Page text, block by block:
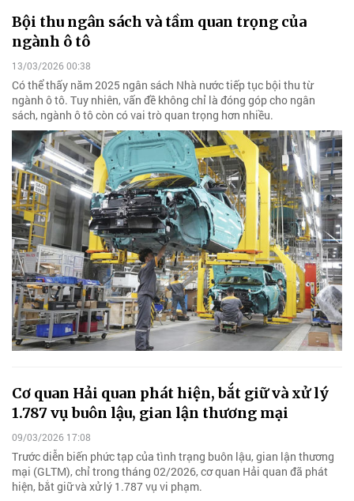
Bội thu ngân sách và tầm quan trọng của
ngành ô tô
13/03/2026 00:38
Có thể thấy năm 2025 ngân sách Nhà nước tiếp tục bội thu từ
ngành ô tô. Tuy nhiên, vấn đề không chỉ là đóng góp cho ngân
sách, ngành ô tô còn có vai trò quan trọng hơn nhiều.
Cơ quan Hải quan phát hiện, bắt giữ và xử lý
1.787 vụ buôn lậu, gian lận thương mại
09/03/2026 17:08
Trước diễn biến phức tạp của tình trạng buôn lậu, gian lận thương
mại (GLTM), chỉ trong tháng 02/2026, cơ quan Hải quan đã phát
hiện, bắt giữ và xử lý 1.787 vụ vi phạm.